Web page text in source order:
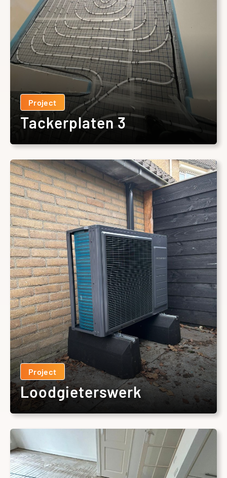
Project
Tackerplaten 3
Project
Loodgieterswerk